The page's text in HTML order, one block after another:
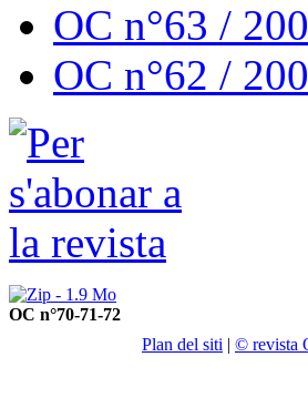
OC n°63 /
OC n°62 /
OC n°70-71-72
Plan del siti | © revista